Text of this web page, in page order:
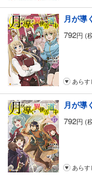
月が導
792円 (
あらす
月が導
792円 (
あらす